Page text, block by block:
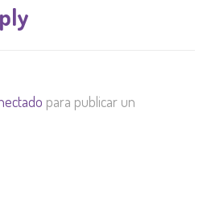
para publicar un